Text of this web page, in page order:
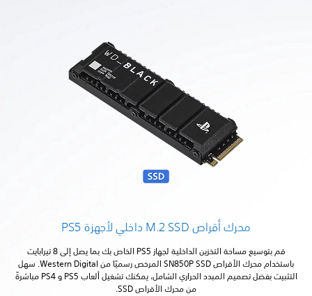
محرك أقراص M.2 SSD داخلي لأجهزة PS5
قم بتوسيع مساحة التخزين الداخلية لجهاز PS5 الخاص بك بما يصل إلى 8 تيرابايت
باستخدام محرك الأقراص SN850P SSD المرخص رسميًا من Western Digital. سهل
التثبيت بفضل تصميم المبدد الحراري الشامل، يمكنك تشغيل ألعاب PS5 و PS4 مباشرةً
من محرك الأقراص SSD.